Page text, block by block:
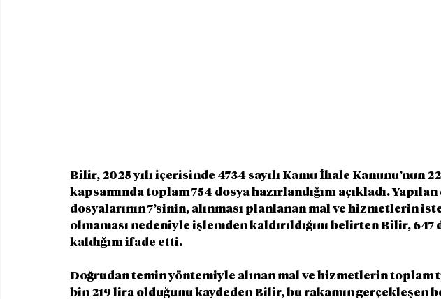
Bilir, 2025 yılı içerisinde 4734 sayılı Kamu İhale Kanunu’nun
kapsamında toplam 754 dosya hazırlandığını açıkladı.
dosyalarının 7’sinin, alınması planlanan mal ve hizmetlerin
olmaması nedeniyle işlemden kaldırıldığını belirten Bilir, 647
kaldığını ifade etti.
Doğrudan temin yöntemiyle alınan mal ve hizmetlerin toplam
bin 219 lira olduğunu kaydeden Bilir, bu rakamın gerçekleşen